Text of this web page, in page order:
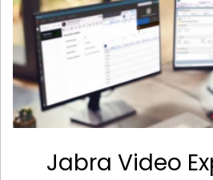
Jabra Video